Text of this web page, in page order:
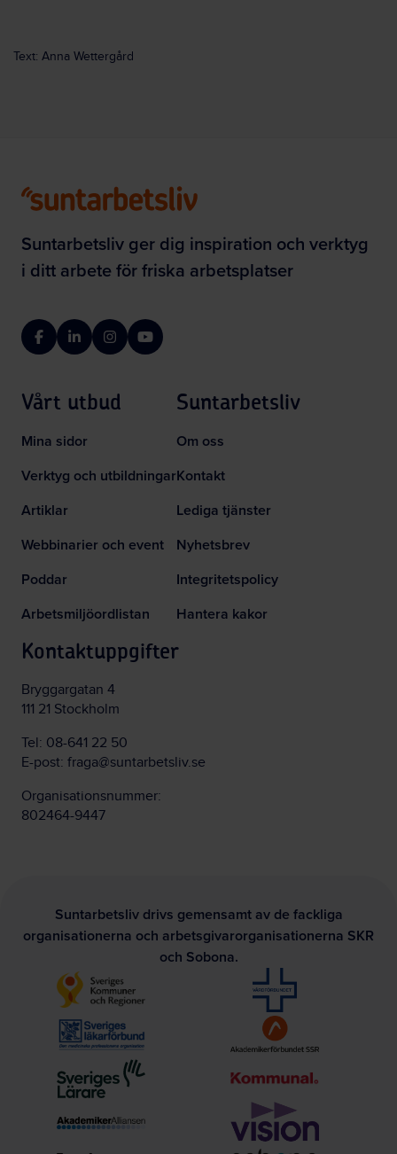
Text: Anna Wettergård
Suntarbetsliv ger dig inspiration och verktyg
i ditt arbete för friska arbetsplatser
FacebookLinkedInInstagramYouTube
Vårt utbud
Mina sidor
Verktyg och utbildningar
Artiklar
Webbinarier och event
Poddar
Arbetsmiljöordlistan
Suntarbetsliv
Om oss
Kontakt
Lediga tjänster
Nyhetsbrev
Integritetspolicy
Hantera kakor
Kontaktuppgifter
Bryggargatan 4
111 21 Stockholm
Tel: 08-641 22 50
E-post: fraga@suntarbetsliv.se
Organisationsnummer:
802464-9447
Suntarbetsliv drivs gemensamt av de fackliga
organisationerna och arbetsgivarorganisationerna SKR
och Sobona.